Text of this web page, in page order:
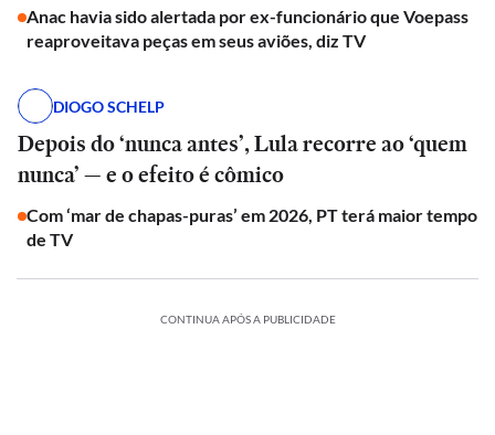
Anac havia sido alertada por ex-funcionário que Voepass
reaproveitava peças em seus aviões, diz TV
DIOGO SCHELP
Depois do ‘nunca antes’, Lula recorre ao ‘quem
nunca’ — e o efeito é cômico
Com ‘mar de chapas-puras’ em 2026, PT terá maior tempo
de TV
CONTINUA APÓS A PUBLICIDADE